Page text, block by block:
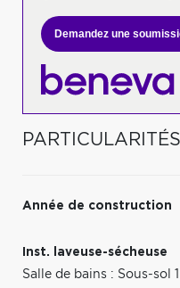
Demandez une
Année de construction
Inst. laveuse-sécheuse
Salle de bains : Sous-sol 1